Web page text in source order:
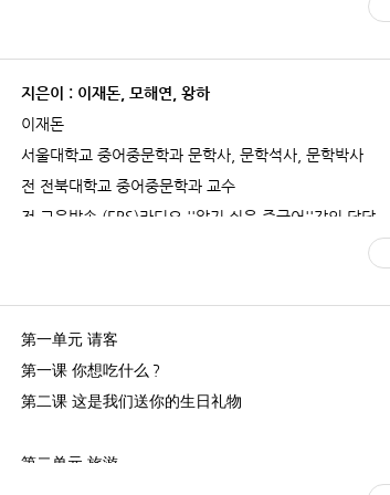
지은이 : 이재돈, 모해연, 왕하
이재돈
서울대학교 중어중문학과 문학사, 문학석사, 문학박사
전 전북대학교 중어중문학과 교수
전 교육방송 (EBS)라디오 ''알기 쉬운 중국어''강의 담당
모해연
중국 북경대학교 문헌정보학과 문학사
이화여자대학교 중어중문학과 문학석사
연세대학교 중어중문학과 박사과정 수료
第一单元 请客
第一课 你想吃什么？
第二课 这是我们送你的生日礼物
第二单元 旅游